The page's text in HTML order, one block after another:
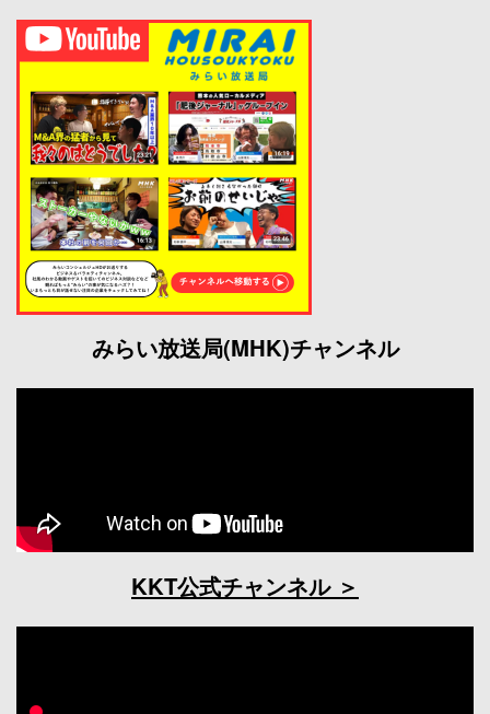
みらい放送局(MHK)チャンネル
KKT公式チャンネル